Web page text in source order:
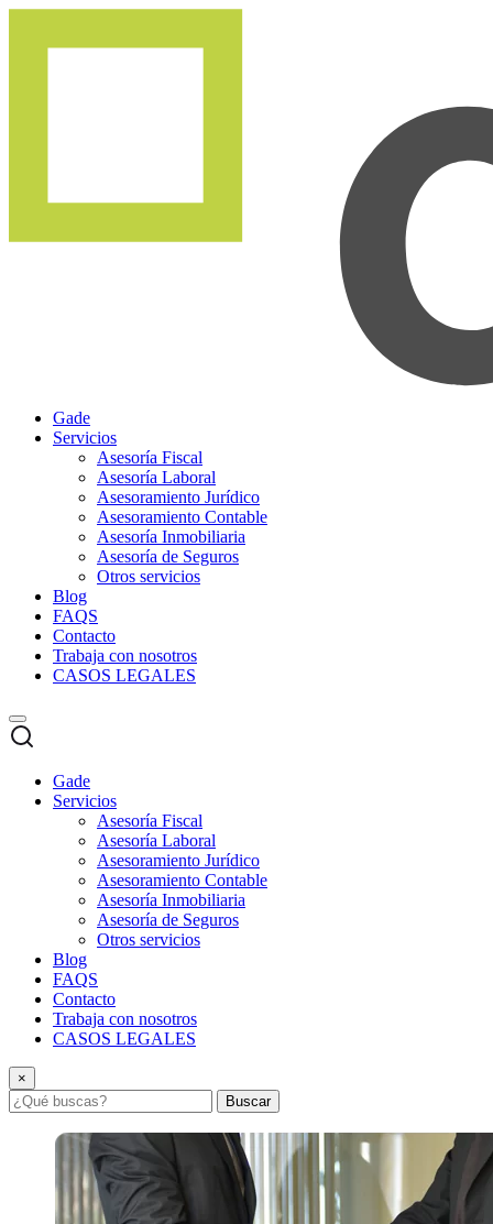
Gade
Servicios
Asesoría Fiscal
Asesoría Laboral
Asesoramiento Jurídico
Asesoramiento Contable
Asesoría Inmobiliaria
Asesoría de Seguros
Otros servicios
Blog
FAQS
Contacto
Trabaja con nosotros
CASOS LEGALES
Gade
Servicios
Asesoría Fiscal
Asesoría Laboral
Asesoramiento Jurídico
Asesoramiento Contable
Asesoría Inmobiliaria
Asesoría de Seguros
Otros servicios
Blog
FAQS
Contacto
Trabaja con nosotros
CASOS LEGALES
×
Buscar